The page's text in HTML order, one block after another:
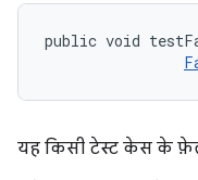
public void
यह किसी टेस्ट केस के फ़ेल